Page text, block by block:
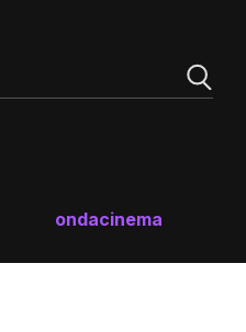
ondacinema